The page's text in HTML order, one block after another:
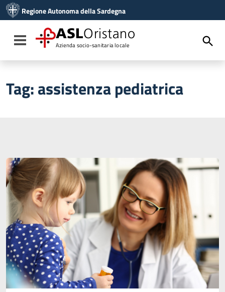
Vai al menu di navigazione
Vai al footer
Regione Autonoma della Sardegna
Toggle navigation
ASLOristano
Azienda socio-sanitaria locale
Tag:assistenza pediatrica